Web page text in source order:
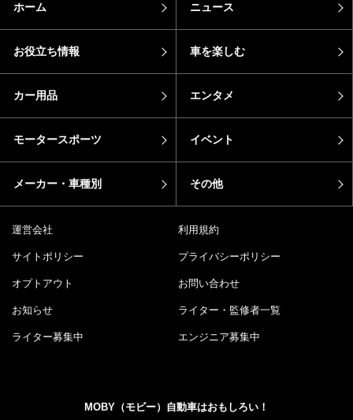
ホーム ニュース
お役立ち情報 車を楽しむ
カー用品 エンタメ
モータースポーツ イベント
メーカー・車種別 その他
運営会社 利用規約
サイトポリシー プライバシーポリシー
オプトアウト お問い合わせ
お知らせ ライター・監修者一覧
ライター募集中 エンジニア募集中
MOBY（モビー）自動車はおもしろい！